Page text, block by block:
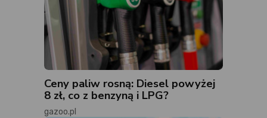
Ceny paliw rosną: Diesel powyżej
8 zł, co z benzyną i LPG?
gazoo.pl